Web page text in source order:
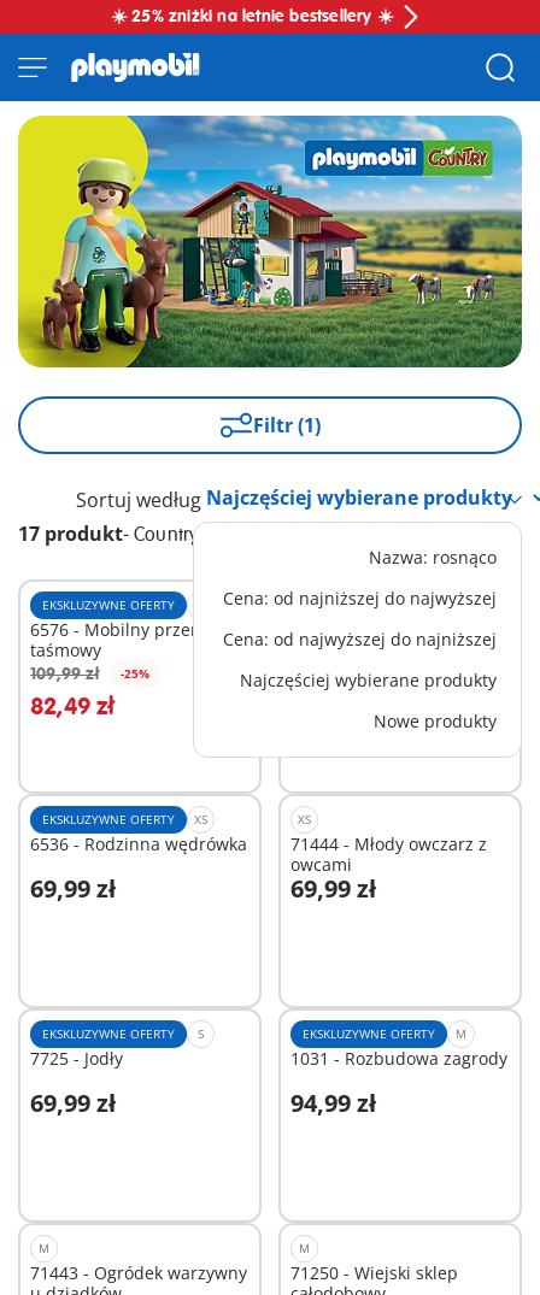
☀️ 25% zniżki na letnie bestsellery ☀️
Filtr (1)
17 produkt- Country
Sortuj według
Nazwa: rosnąco
Cena: od najniższej do najwyższej
Cena: od najwyższej do najniższej
Najczęściej wybierane produkty
Nowe produkty
EKSKLUZYWNE OFERTY
6576 - Mobilny przenośnik
taśmowy
109,99 zł -25%
82,49 zł
Dodaj do koszyka
EKSKLUZYWNE OFERTY S
9832 - Łaciate świnki i
owieczki
69,99 zł
Dodaj do koszyka
EKSKLUZYWNE OFERTY XS
6536 - Rodzinna wędrówka
69,99 zł
Dodaj do koszyka
XS
71444 - Młody owczarz z
owcami
69,99 zł
Dodaj do koszyka
EKSKLUZYWNE OFERTY S
7725 - Jodły
69,99 zł
Dodaj do koszyka
EKSKLUZYWNE OFERTY M
1031 - Rozbudowa zagrody
94,99 zł
Dodaj do koszyka
M
71443 - Ogródek warzywny
M
71250 - Wiejski sklep